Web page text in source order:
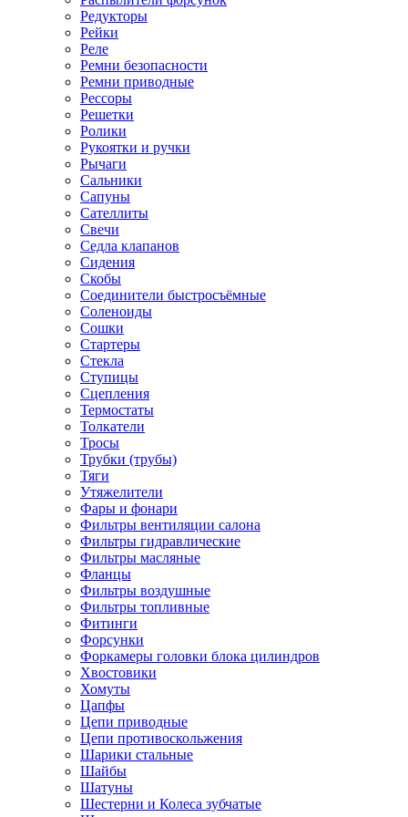
Редукторы
Рейки
Реле
Ремни безопасности
Ремни приводные
Рессоры
Решетки
Ролики
Рукоятки и ручки
Рычаги
Сальники
Сапуны
Сателлиты
Свечи
Седла клапанов
Сидения
Скобы
Соединители быстросъёмные
Соленоиды
Сошки
Стартеры
Стекла
Ступицы
Сцепления
Термостаты
Толкатели
Тросы
Трубки (трубы)
Тяги
Утяжелители
Фары и фонари
Фильтры вентиляции салона
Фильтры гидравлические
Фильтры масляные
Фланцы
Фильтры воздушные
Фильтры топливные
Фитинги
Форсунки
Форкамеры головки блока цилиндров
Хвостовики
Хомуты
Цапфы
Цепи приводные
Цепи противоскольжения
Шарики стальные
Шайбы
Шатуны
Шестерни и Колеса зубчатые